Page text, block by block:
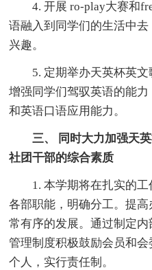
4. 开展 ro-play大赛和
语融入到同学们的生活中
兴趣。
5. 定期举办天英杯英文
增强同学们驾驭英语的能
和英语口语应用能力。
三、 同时大力加强天
社团干部的综合素质
1. 本学期将在扎实的工
各部职能，明确分工。提
常有序的发展。通过制定
管理制度积极鼓励会员和
个人，实行责任制。